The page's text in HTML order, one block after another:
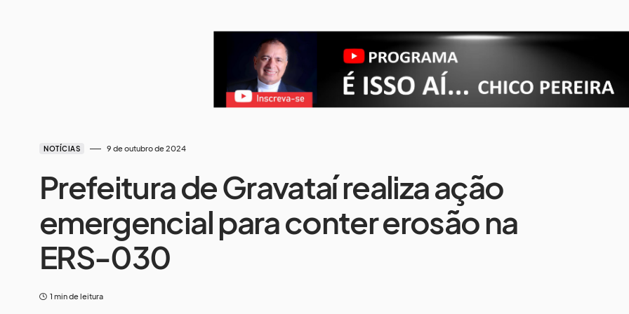
NOTÍCIAS 9 de outubro de 2024
Prefeitura de Gravataí realiza ação
emergencial para conter erosão na
ERS-030
1 min de leitura